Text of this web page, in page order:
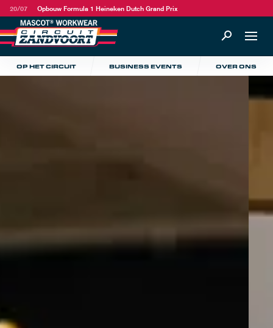
20/07 Opbouw Formula 1 Heineken Dutch Grand Prix
OP HET CIRCUIT BUSINESS EVENTS OVER ONS